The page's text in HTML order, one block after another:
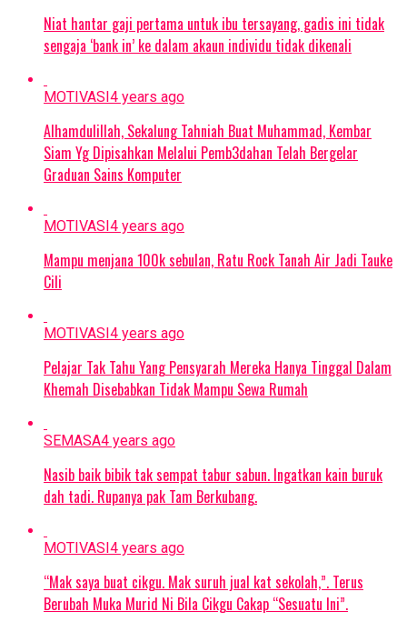
Niat hantar gaji pertama untuk ibu tersayang, gadis ini tidak
sengaja ‘bank in’ ke dalam akaun individu tidak dikenali
MOTIVASI4 years ago
Alhamdulillah, Sekalung Tahniah Buat Muhammad, Kembar
Siam Yg Dipisahkan Melalui Pemb3dahan Telah Bergelar
Graduan Sains Komputer
MOTIVASI4 years ago
Mampu menjana 100k sebulan, Ratu Rock Tanah Air Jadi Tauke
Cili
MOTIVASI4 years ago
Pelajar Tak Tahu Yang Pensyarah Mereka Hanya Tinggal Dalam
Khemah Disebabkan Tidak Mampu Sewa Rumah
SEMASA4 years ago
Nasib baik bibik tak sempat tabur sabun. Ingatkan kain buruk
dah tadi. Rupanya pak Tam Berkubang.
MOTIVASI4 years ago
“Mak saya buat cikgu. Mak suruh jual kat sekolah,”. Terus
Berubah Muka Murid Ni Bila Cikgu Cakap “Sesuatu Ini”.